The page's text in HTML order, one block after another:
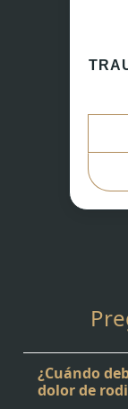
¿Cuándo
dolor de